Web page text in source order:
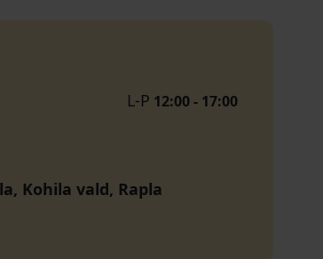
L-P 12:00 - 17:00
Kohila vald, Rapla